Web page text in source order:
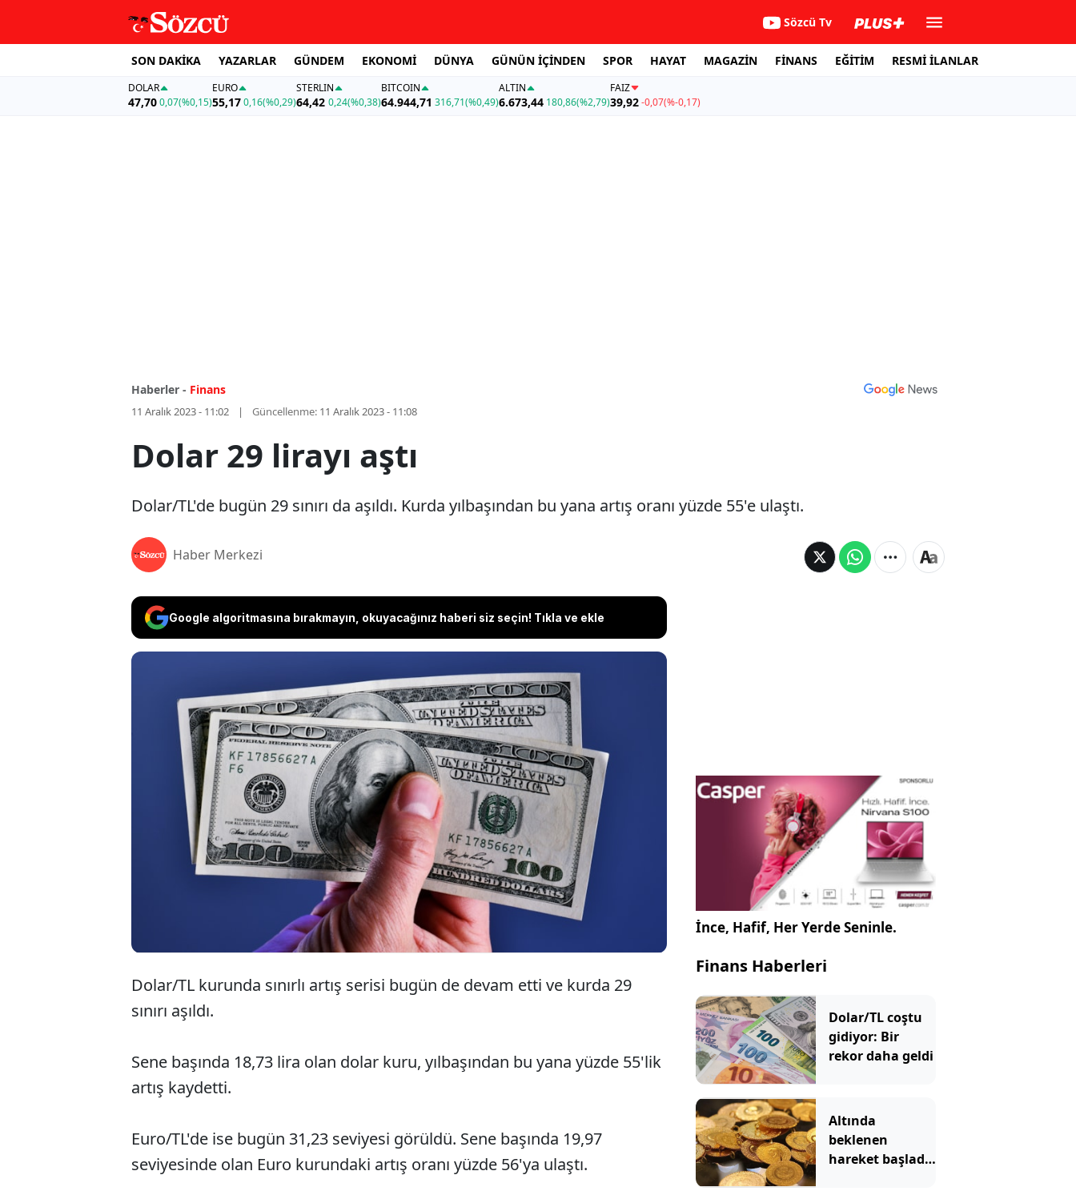
Sözcü Tv
SON DAKİKA YAZARLAR GÜNDEM EKONOMİ DÜNYA GÜNÜN İÇİNDEN SPOR HAYAT MAGAZİN FİNANS EĞİTİM RESMİ İLANLAR
DOLAR
47,700,07(%0,15)
EURO
55,17 0,16(%0,29)
STERLIN
64,42 0,24(%0,38)
BITCOIN
64.944,71 316,71(%0,49)
ALTIN
6.673,44 180,86(%2,79)
FAİZ
39,92-0,07(%-0,17)
Haberler - Finans
11 Aralık 2023 - 11:02 Güncellenme: 11 Aralık 2023 - 11:08
Dolar 29 lirayı aştı
Dolar/TL'de bugün 29 sınırı da aşıldı. Kurda yılbaşından bu yana artış oranı yüzde 55'e ulaştı.
Haber Merkezi
Google algoritmasına bırakmayın, okuyacağınız haberi siz seçin! Tıkla ve ekle
Dolar/TL'de bugün 29 sınırı da aşıldı. Kurda
yılbaşından bu yana artış oranı yüzde 55'e
ulaştı.
Dolar/TL kurunda sınırlı artış serisi bugün de devam etti ve kurda 29
sınırı aşıldı.
Sene başında 18,73 lira olan dolar kuru, yılbaşından bu yana yüzde 55'lik
artış kaydetti.
Euro/TL'de ise bugün 31,23 seviyesi görüldü. Sene başında 19,97
seviyesinde olan Euro kurundaki artış oranı yüzde 56'ya ulaştı.
İnce, Hafif, Her Yerde Seninle.
Finans Haberleri
Dolar/TL coştu
gidiyor: Bir
rekor daha geldi
Altında
beklenen
hareket başladı!